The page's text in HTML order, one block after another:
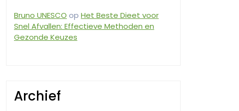
Bruno UNESCO op Het Beste Dieet voor
Snel Afvallen: Effectieve Methoden en
Gezonde Keuzes
Archief